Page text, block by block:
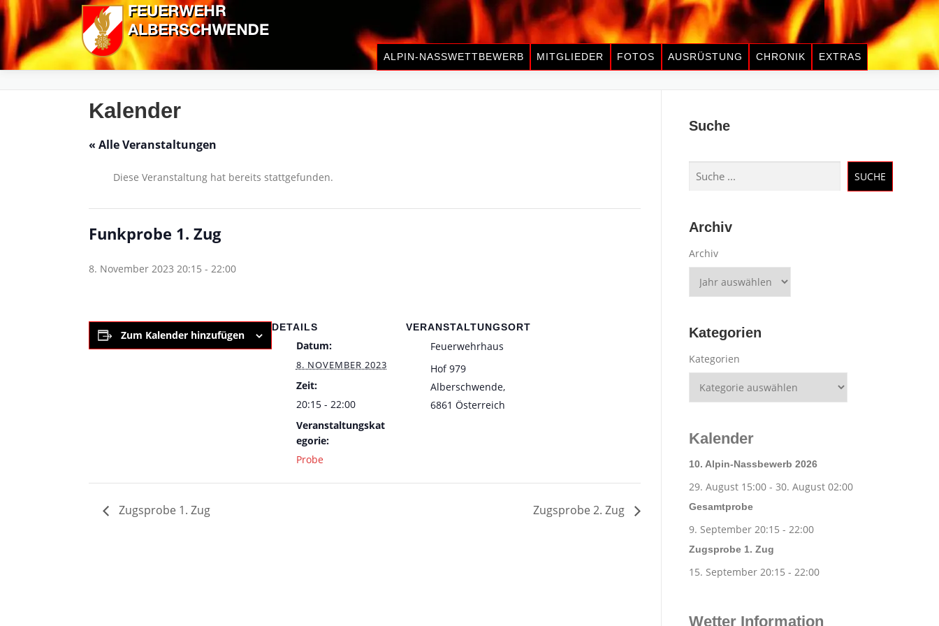
Zum
Inhalt
springen
ALPIN-NASSWETTBEWERB MITGLIEDER FOTOS AUSRÜSTUNG CHRONIK EXTRAS
Kalender
« Alle Veranstaltungen
Diese Veranstaltung hat bereits stattgefunden.
Funkprobe 1. Zug
8. November 2023 20:15 - 22:00
Zum Kalender hinzufügen
DETAILS
Datum:
8. NOVEMBER 2023
Zeit:
20:15 - 22:00
Veranstaltungskat
egorie:
Probe
VERANSTALTUNGSORT
Feuerwehrhaus
Hof 979
Alberschwende,
6861 Österreich
Zugsprobe 1. Zug Zugsprobe 2. Zug
Suche
Suchen
SUCHE
Archiv
Archiv
Kategorien
Kategorien
Kalender
10. Alpin-Nassbewerb 2026
29. August 15:00 - 30. August 02:00
Gesamtprobe
9. September 20:15 - 22:00
Zugsprobe 1. Zug
15. September 20:15 - 22:00
Wetter Information